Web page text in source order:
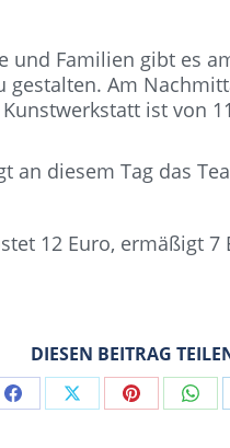
und Familien gibt es
gestalten. Am
ist von
an diesem Tag das
12 Euro, ermäßigt 7
DIESEN BEITRAG
Share Share Share